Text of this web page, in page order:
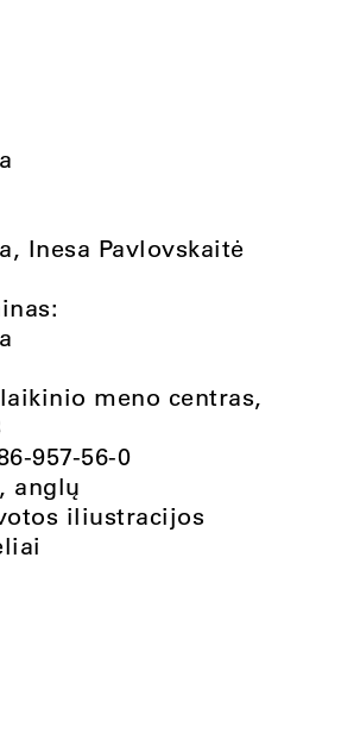
Inesa Pavlovskaitė
meno centras,
957-56-0
anglų
iliustracijos